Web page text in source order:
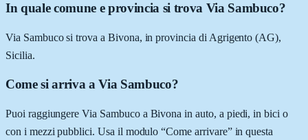
In quale comune e provincia si trova Via Sambuco?
Via Sambuco si trova a Bivona, in provincia di Agrigento (AG),
Sicilia.
Come si arriva a Via Sambuco?
Puoi raggiungere Via Sambuco a Bivona in auto, a piedi, in bici o
con i mezzi pubblici. Usa il modulo “Come arrivare” in questa